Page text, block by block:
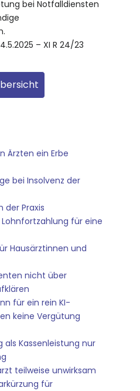
bei Notfalldiensten
– XI R 24/23
Ärzten ein Erbe
bei Insolvenz der
der Praxis
für eine
Hausärztinnen und
nicht über
für ein rein KI-
keine Vergütung
als Kassenleistung nur
teilweise unwirksam
für